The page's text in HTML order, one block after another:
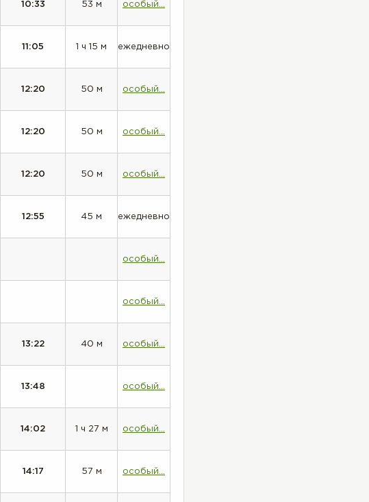
10:33 53 м особый...
11:05 1 ч 15 м ежедневно
12:20 50 м особый...
12:20 50 м особый...
12:20 50 м особый...
12:55 45 м ежедневно
особый...
особый...
13:22 40 м особый...
13:48 особый...
14:02 1 ч 27 м особый...
14:17 57 м особый...